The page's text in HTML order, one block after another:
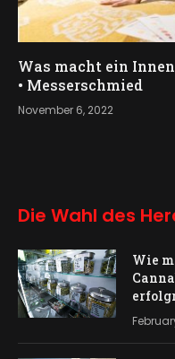
Was macht ein
• Messerschmied
November 6, 2022
Die Wahl des
Wie